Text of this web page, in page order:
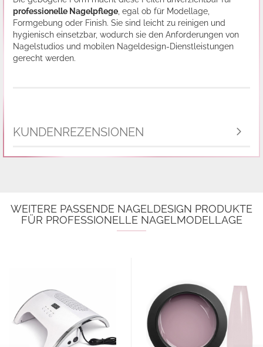
professionelle Nagelpflege , egal ob für Modellage,
Formgebung oder Finish. Sie sind leicht zu reinigen und
hygienisch einsetzbar, wodurch sie den Anforderungen von
Nagelstudios und mobilen Nageldesign-Dienstleistungen
gerecht werden.
KUNDENREZENSIONEN
WEITERE PASSENDE NAGELDESIGN PRODUKTE
FÜR PROFESSIONELLE NAGELMODELLAGE